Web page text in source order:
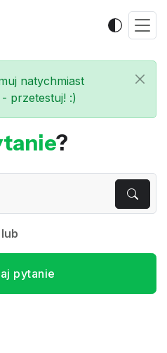
natychmiast
przetestuj! :)
?
lub
pytanie